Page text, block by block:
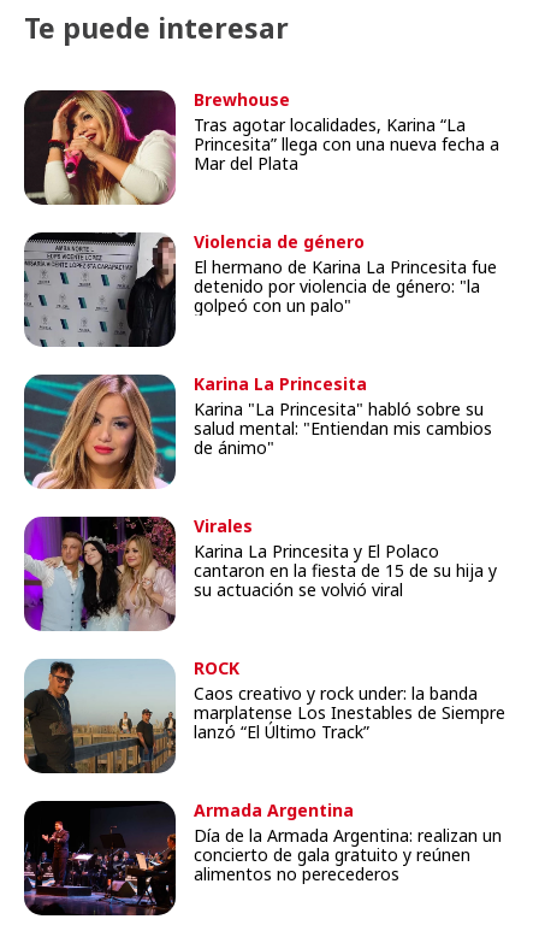
Te puede interesar
Brewhouse
Tras agotar localidades, Karina “La
Princesita” llega con una nueva fecha a
Mar del Plata
Violencia de género
El hermano de Karina La Princesita fue
detenido por violencia de género: "la
golpeó con un palo"
Karina La Princesita
Karina "La Princesita" habló sobre su
salud mental: "Entiendan mis cambios
de ánimo"
Virales
Karina La Princesita y El Polaco
cantaron en la fiesta de 15 de su hija y
su actuación se volvió viral
ROCK
Caos creativo y rock under: la banda
marplatense Los Inestables de Siempre
lanzó “El Último Track”
Armada Argentina
Día de la Armada Argentina: realizan un
concierto de gala gratuito y reúnen
alimentos no perecederos